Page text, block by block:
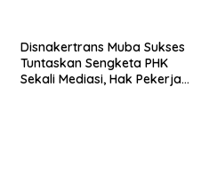
Disnakertrans Muba Sukses
Tuntaskan Sengketa PHK
Sekali Mediasi, Hak Pekerja